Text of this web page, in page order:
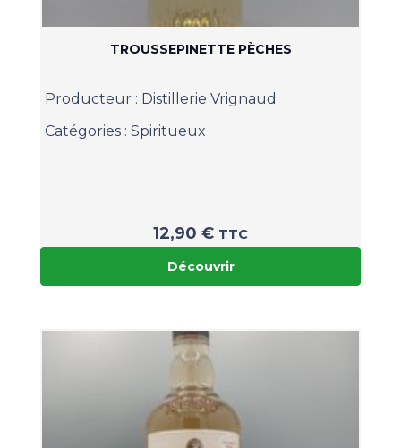
TROUSSEPINETTE PÈCHES
Producteur : Distillerie Vrignaud
Catégories : Spiritueux
12,90 € TTC
Découvrir